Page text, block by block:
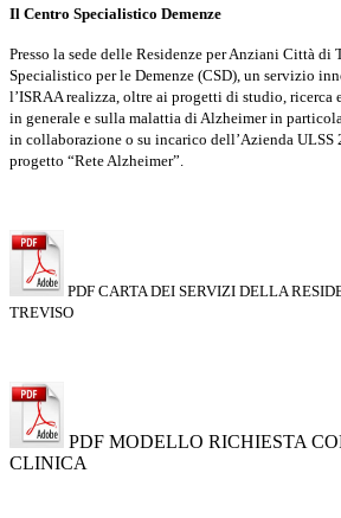
Il Centro Specialistico Demenze
Presso la sede delle Residenze per Anziani Città
Specialistico per le Demenze (CSD), un servizio
l’ISRAA realizza, oltre ai progetti di studio, ricerca
in generale e sulla malattia di Alzheimer in
in collaborazione o su incarico dell’Azienda ULSS
progetto “Rete Alzheimer”.
PDF CARTA DEI SERVIZI DELLA
TREVISO
PDF MODELLO RICHIESTA
CLINICA